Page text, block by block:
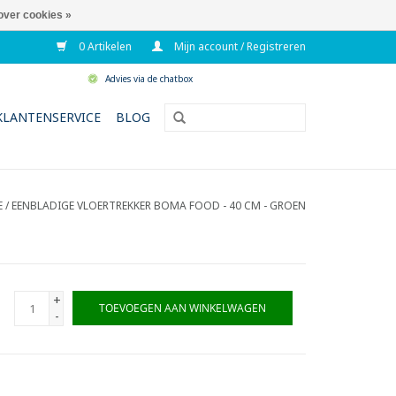
0 Artikelen Mijn account / Registreren
Advies via de chatbox
BLOG
/EENBLADIGE VLOERTREKKER BOMA FOOD - 40 CM - GROEN
+
-
TOEVOEGEN AAN WINKELWAGEN
cookies »